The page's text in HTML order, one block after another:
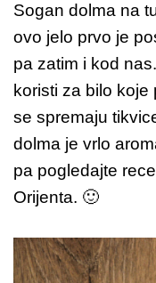
c
e
b
o
o
k
er
e
st
er
Sogan dolma na
ovo jelo prvo je
pa zatim i kod
koristi za bilo
se spremaju
dolma je vrlo
pa pogledajte
Orijenta. 🙂